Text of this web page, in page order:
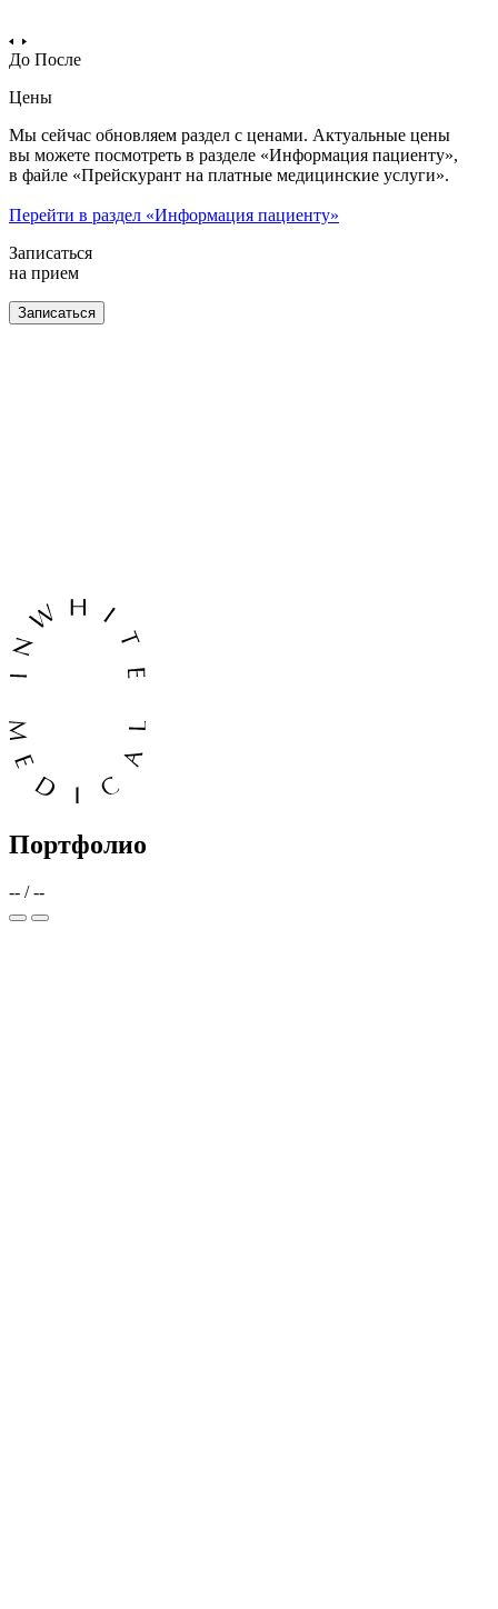
До После
Цены
Мы сейчас обновляем раздел с ценами. Актуальные цены
вы можете посмотреть в разделе «Информация пациенту»,
в файле «Прейскурант на платные медицинские услуги».
Перейти в раздел «Информация пациенту»
Записаться
на прием
Записаться
Портфолио
-- / --